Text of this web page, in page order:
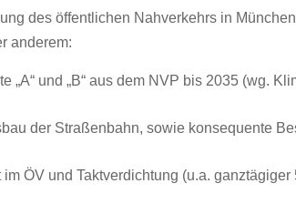
des öffentlichen Nahverkehrs in
anderem:
und „B“ aus dem NVP bis 2035 (wg.
der Straßenbahn, sowie konsequente
ÖV und Taktverdichtung (u.a.